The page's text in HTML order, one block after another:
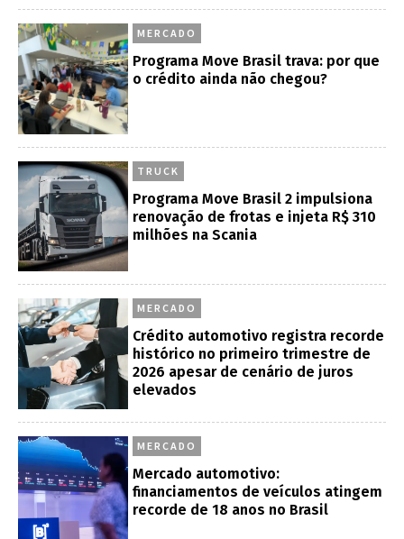
MERCADO
Programa Move Brasil trava: por que
o crédito ainda não chegou?
TRUCK
Programa Move Brasil 2 impulsiona
renovação de frotas e injeta R$ 310
milhões na Scania
MERCADO
Crédito automotivo registra recorde
histórico no primeiro trimestre de
2026 apesar de cenário de juros
elevados
MERCADO
Mercado automotivo:
financiamentos de veículos atingem
recorde de 18 anos no Brasil